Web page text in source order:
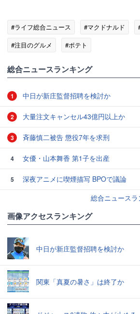
#ライフ総合ニュース #マクドナルド
#注目のグルメ
#ポテト
総合ニュースランキング
1 中日が新庄監督招聘を検討か
2 大量注文キャンセル43億円以上か
3 斉藤慎二被告 懲役7年を求刑
4 女優・山本舞香 第1子を出産
5
深夜アニメに喫煙描写 BPOで議論
総合ニュース
画像アクセスランキング
中日が新庄監督招聘を検討か
関東「真夏の暑さ」は終了か